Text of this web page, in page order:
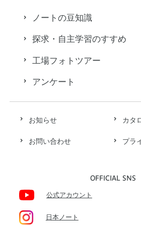
お知らせ カタ
お問い合わせ プラ
OFFICIAL SNS
公式アカウント
日本ノート
ノートの豆知識
探求・自主学習のすすめ
工場フォトツアー
アンケート